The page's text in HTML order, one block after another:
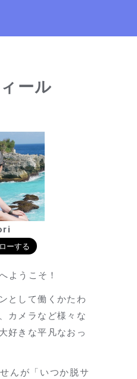
ール
ようこそ！
として働くかたわ
カメラなど様々な
好きな平凡なおっ
んが「いつか脱サ